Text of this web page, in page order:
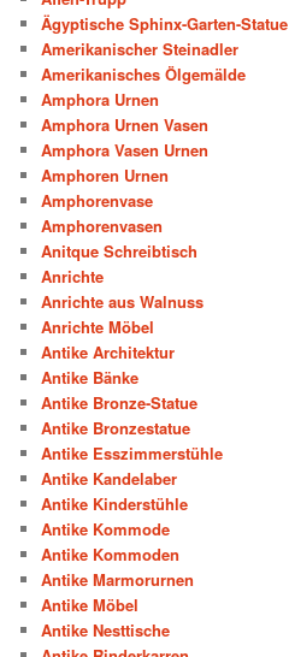
Ägyptische Sphinx-Garten-Statue
Amerikanischer Steinadler
Amerikanisches Ölgemälde
Amphora Urnen
Amphora Urnen Vasen
Amphora Vasen Urnen
Amphoren Urnen
Amphorenvase
Amphorenvasen
Anitque Schreibtisch
Anrichte
Anrichte aus Walnuss
Anrichte Möbel
Antike Architektur
Antike Bänke
Antike Bronze-Statue
Antike Bronzestatue
Antike Esszimmerstühle
Antike Kandelaber
Antike Kinderstühle
Antike Kommode
Antike Kommoden
Antike Marmorurnen
Antike Möbel
Antike Nesttische